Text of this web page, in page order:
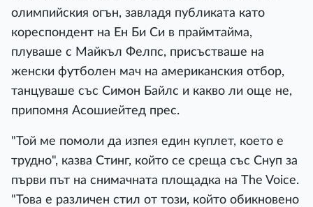
олимпийския огън, завладя публиката като
кореспондент на Ен Би Си в праймтайма,
плуваше с Майкъл Фелпс, присъстваше на
женски футболен мач на американския отбор,
танцуваше със Симон Байлс и какво ли още не,
припомня Асошиейтед прес.
"Той ме помоли да изпея един куплет, което е
трудно", казва Стинг, който се среща със Снуп за
първи път на снимачната площадка на The Voice.
"Това е различен стил от този, който обикновено